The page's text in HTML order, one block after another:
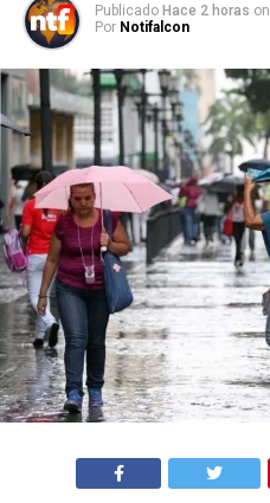
Publicado Hace 2 horas on
Por Notifalcon